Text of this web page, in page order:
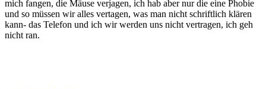
mich fangen, die Mäuse verjagen, ich hab aber nur die eine Phobie
und so müssen wir alles vertagen, was man nicht schriftlich klären
kann- das Telefon und ich wir werden uns nicht vertragen, ich geh
nicht ran.